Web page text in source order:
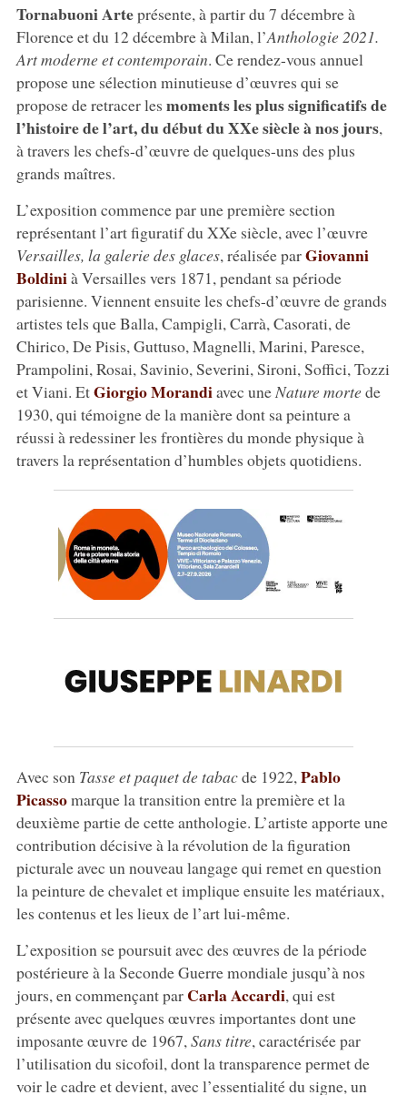
Tornabuoni Arteprésente, à partir du 7 décembre à
Florence et du 12 décembre à Milan, l’Anthologie 2021.
Art moderne et contemporain. Ce rendez-vous annuel
propose une sélection minutieuse d’œuvres qui se
propose de retracer les moments les plus significatifs de
l’histoire de l’art, du début du XXe siècle à nos jours,
à travers les chefs-d’œuvre de quelques-uns des plus
grands maîtres.
L’exposition commence par une première section
représentant l’art figuratif du XXe siècle, avec l’œuvre
Versailles, la galerie des glaces, réalisée parGiovanni
Boldinià Versailles vers 1871, pendant sa période
parisienne. Viennent ensuite les chefs-d’œuvre de grands
artistes tels que Balla, Campigli, Carrà, Casorati, de
Chirico, De Pisis, Guttuso, Magnelli, Marini, Paresce,
Prampolini, Rosai, Savinio, Severini, Sironi, Soffici, Tozzi
et Viani. EtGiorgio Morandiavec une Nature mortede
1930, qui témoigne de la manière dont sa peinture a
réussi à redessiner les frontières du monde physique à
travers la représentation d’humbles objets quotidiens.
Avec son Tasse et paquet de tabacde 1922, Pablo
Picassomarque la transition entre la première et la
deuxième partie de cette anthologie. L’artiste apporte une
contribution décisive à la révolution de la figuration
picturale avec un nouveau langage qui remet en question
la peinture de chevalet et implique ensuite les matériaux,
les contenus et les lieux de l’art lui-même.
L’exposition se poursuit avec des œuvres de la période
postérieure à la Seconde Guerre mondiale jusqu’à nos
jours, en commençant par Carla Accardi, qui est
présente avec quelques œuvres importantes dont une
imposante œuvre de 1967, Sans titre, caractérisée par
l’utilisation du sicofoil, dont la transparence permet de
voir le cadre et devient, avec l’essentialité du signe, un